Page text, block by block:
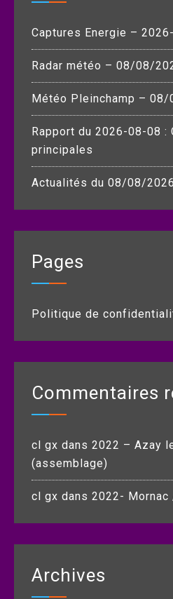
Captures Energie –
Radar météo – 08/08/
Météo Pleinchamp – 08/
Rapport du 2026-08-08 :
principales
Actualités du 08/08/2026
Pages
Politique de
Commentaires
cl gx dans 2022 – Azay
(assemblage)
cl gx dans 2022- Mornac
Archives